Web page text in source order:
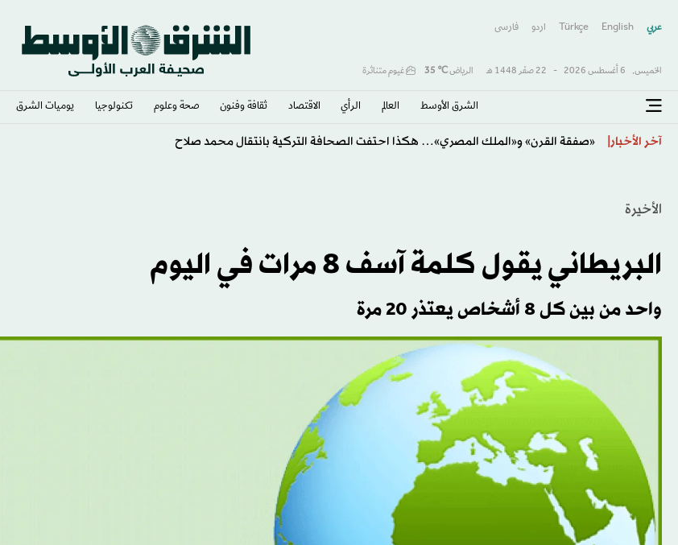
عربي English
Türkçe اردو فارسى
الخميس, 6 أغسطس 2026 - 22 صفَر 1448 هـ الرياض℃
35 غيوم متناثرة
الشرق الأوسط​ العالم الرأي الاقتصاد ثقافة وفنون صحة وعلوم تكنولوجيا يوميات الشرق​
آخر الأخبار
الأخيرة
البريطاني يقول كلمة آسف 8 مرات في اليوم
واحد من بين كل 8 أشخاص يعتذر 20 مرة